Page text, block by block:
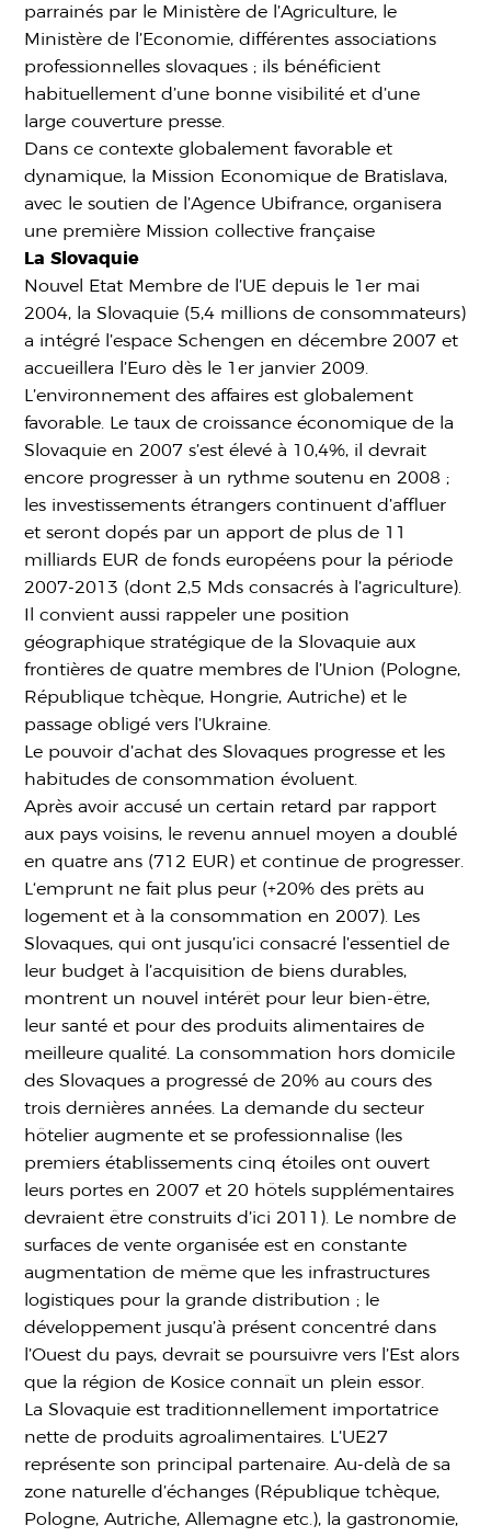
parrainés par le Ministère de l’Agriculture, le
Ministère de l’Economie, différentes associations
professionnelles slovaques ; ils bénéficient
habituellement d’une bonne visibilité et d’une
large couverture presse.
Dans ce contexte globalement favorable et
dynamique, la Mission Economique de Bratislava,
avec le soutien de l’Agence Ubifrance, organisera
une première Mission collective française
La Slovaquie
Nouvel Etat Membre de l’UE depuis le 1er mai
2004, la Slovaquie (5,4 millions de consommateurs)
a intégré l’espace Schengen en décembre 2007 et
accueillera l’Euro dès le 1er janvier 2009.
L’environnement des affaires est globalement
favorable. Le taux de croissance économique de la
Slovaquie en 2007 s’est élevé à 10,4%, il devrait
encore progresser à un rythme soutenu en 2008 ;
les investissements étrangers continuent d’affluer
et seront dopés par un apport de plus de 11
milliards EUR de fonds européens pour la période
2007-2013 (dont 2,5 Mds consacrés à l’agriculture).
Il convient aussi rappeler une position
géographique stratégique de la Slovaquie aux
frontières de quatre membres de l’Union (Pologne,
République tchèque, Hongrie, Autriche) et le
passage obligé vers l’Ukraine.
Le pouvoir d’achat des Slovaques progresse et les
habitudes de consommation évoluent.
Après avoir accusé un certain retard par rapport
aux pays voisins, le revenu annuel moyen a doublé
en quatre ans (712 EUR) et continue de progresser.
L‘emprunt ne fait plus peur (+20% des prêts au
logement et à la consommation en 2007). Les
Slovaques, qui ont jusqu’ici consacré l’essentiel de
leur budget à l’acquisition de biens durables,
montrent un nouvel intérêt pour leur bien-être,
leur santé et pour des produits alimentaires de
meilleure qualité. La consommation hors domicile
des Slovaques a progressé de 20% au cours des
trois dernières années. La demande du secteur
hôtelier augmente et se professionnalise (les
premiers établissements cinq étoiles ont ouvert
leurs portes en 2007 et 20 hôtels supplémentaires
devraient être construits d’ici 2011). Le nombre de
surfaces de vente organisée est en constante
augmentation de même que les infrastructures
logistiques pour la grande distribution ; le
développement jusqu’à présent concentré dans
l’Ouest du pays, devrait se poursuivre vers l’Est alors
que la région de Kosice connaît un plein essor.
La Slovaquie est traditionnellement importatrice
nette de produits agroalimentaires. L’UE27
représente son principal partenaire. Au-delà de sa
zone naturelle d’échanges (République tchèque,
Pologne, Autriche, Allemagne etc.), la gastronomie,